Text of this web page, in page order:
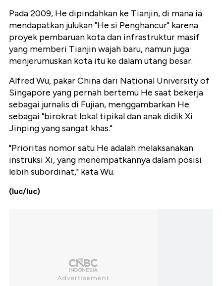
Pada 2009, He dipindahkan ke Tianjin, di mana ia
mendapatkan julukan "He si Penghancur" karena
proyek pembaruan kota dan infrastruktur masif
yang memberi Tianjin wajah baru, namun juga
menjerumuskan kota itu ke dalam utang besar.
Alfred Wu, pakar China dari National University of
Singapore yang pernah bertemu He saat bekerja
sebagai jurnalis di Fujian, menggambarkan He
sebagai "birokrat lokal tipikal dan anak didik Xi
Jinping yang sangat khas."
"Prioritas nomor satu He adalah melaksanakan
instruksi Xi, yang menempatkannya dalam posisi
lebih subordinat," kata Wu.
(luc/luc)